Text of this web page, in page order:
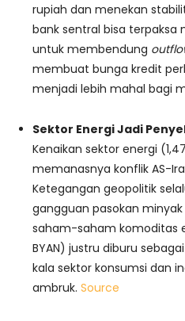
rupiah dan menekan
bank sentral bisa terpaksa
untuk membendung
membuat bunga kredit
menjadi lebih mahal bagi
Sektor Energi Jadi
Kenaikan sektor energi
memanasnya konflik AS-
Ketegangan geopolitik
gangguan pasokan
saham-saham komoditas
BYAN) justru diburu
kala sektor konsumsi dan
ambruk. Source